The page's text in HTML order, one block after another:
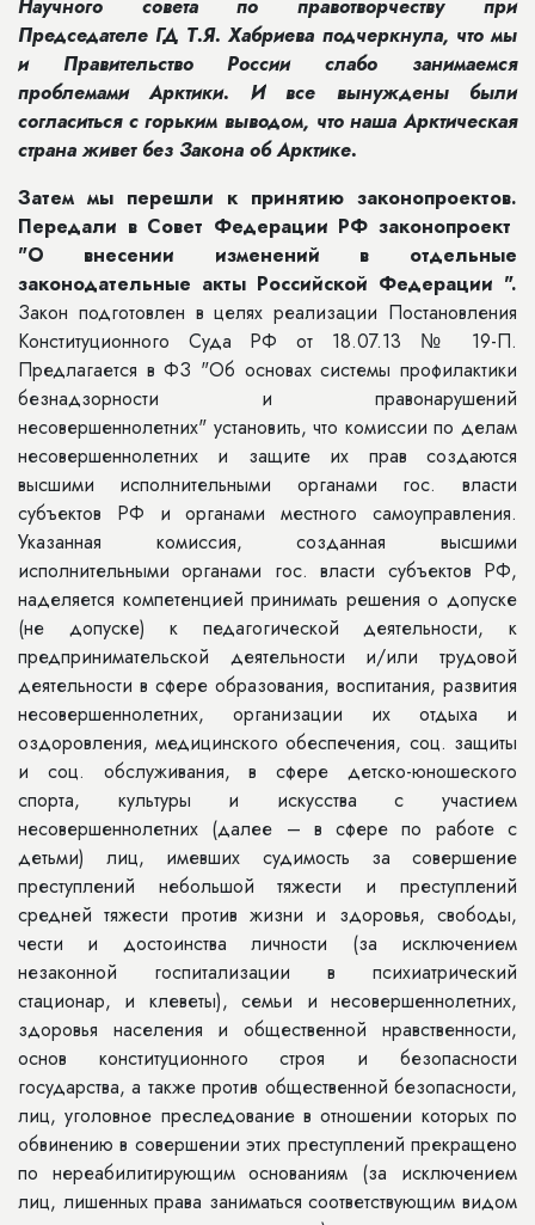
Научного совета по правотворчеству при
Председателе ГД Т.Я. Хабриева подчеркнула, что мы
и Правительство России слабо занимаемся
проблемами Арктики. И все вынуждены были
согласиться с горьким выводом, что наша Арктическая
страна живет без Закона об Арктике.
Затем мы перешли к принятию законопроектов.
Передали в Совет Федерации РФ законопроект
"О внесении изменений в отдельные
законодательные акты Российской Федерации ".
Закон подготовлен в целях реализации Постановления
Конституционного Суда РФ от 18.07.13 № 19-П.
Предлагается в ФЗ "Об основах системы профилактики
безнадзорности и правонарушений
несовершеннолетних" установить, что комиссии по делам
несовершеннолетних и защите их прав создаются
высшими исполнительными органами гос. власти
субъектов РФ и органами местного самоуправления.
Указанная комиссия, созданная высшими
исполнительными органами гос. власти субъектов РФ,
наделяется компетенцией принимать решения о допуске
(не допуске) к педагогической деятельности, к
предпринимательской деятельности и/или трудовой
деятельности в сфере образования, воспитания, развития
несовершеннолетних, организации их отдыха и
оздоровления, медицинского обеспечения, соц. защиты
и соц. обслуживания, в сфере детско-юношеского
спорта, культуры и искусства с участием
несовершеннолетних (далее – в сфере по работе с
детьми) лиц, имевших судимость за совершение
преступлений небольшой тяжести и преступлений
средней тяжести против жизни и здоровья, свободы,
чести и достоинства личности (за исключением
незаконной госпитализации в психиатрический
стационар, и клеветы), семьи и несовершеннолетних,
здоровья населения и общественной нравственности,
основ конституционного строя и безопасности
государства, а также против общественной безопасности,
лиц, уголовное преследование в отношении которых по
обвинению в совершении этих преступлений прекращено
по нереабилитирующим основаниям (за исключением
лиц, лишенных права заниматься соответствующим видом